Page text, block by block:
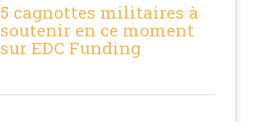
5 cagnottes militaires à
soutenir en ce moment
sur EDC Funding